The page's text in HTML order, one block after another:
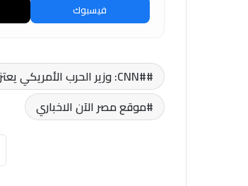
فيسبوك
#CNN: وزير الحرب الأمريكي يعتزم القيام بأول زيارة له إلى إسرائيل يوم الأربعاء
موقع مصر الآن الاخباري